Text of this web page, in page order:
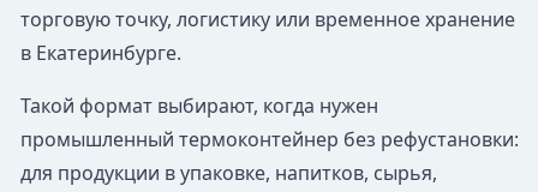
торговую точку, логистику или временное хранение
в Екатеринбурге.
Такой формат выбирают, когда нужен
промышленный термоконтейнер без рефустановки:
для продукции в упаковке, напитков, сырья,